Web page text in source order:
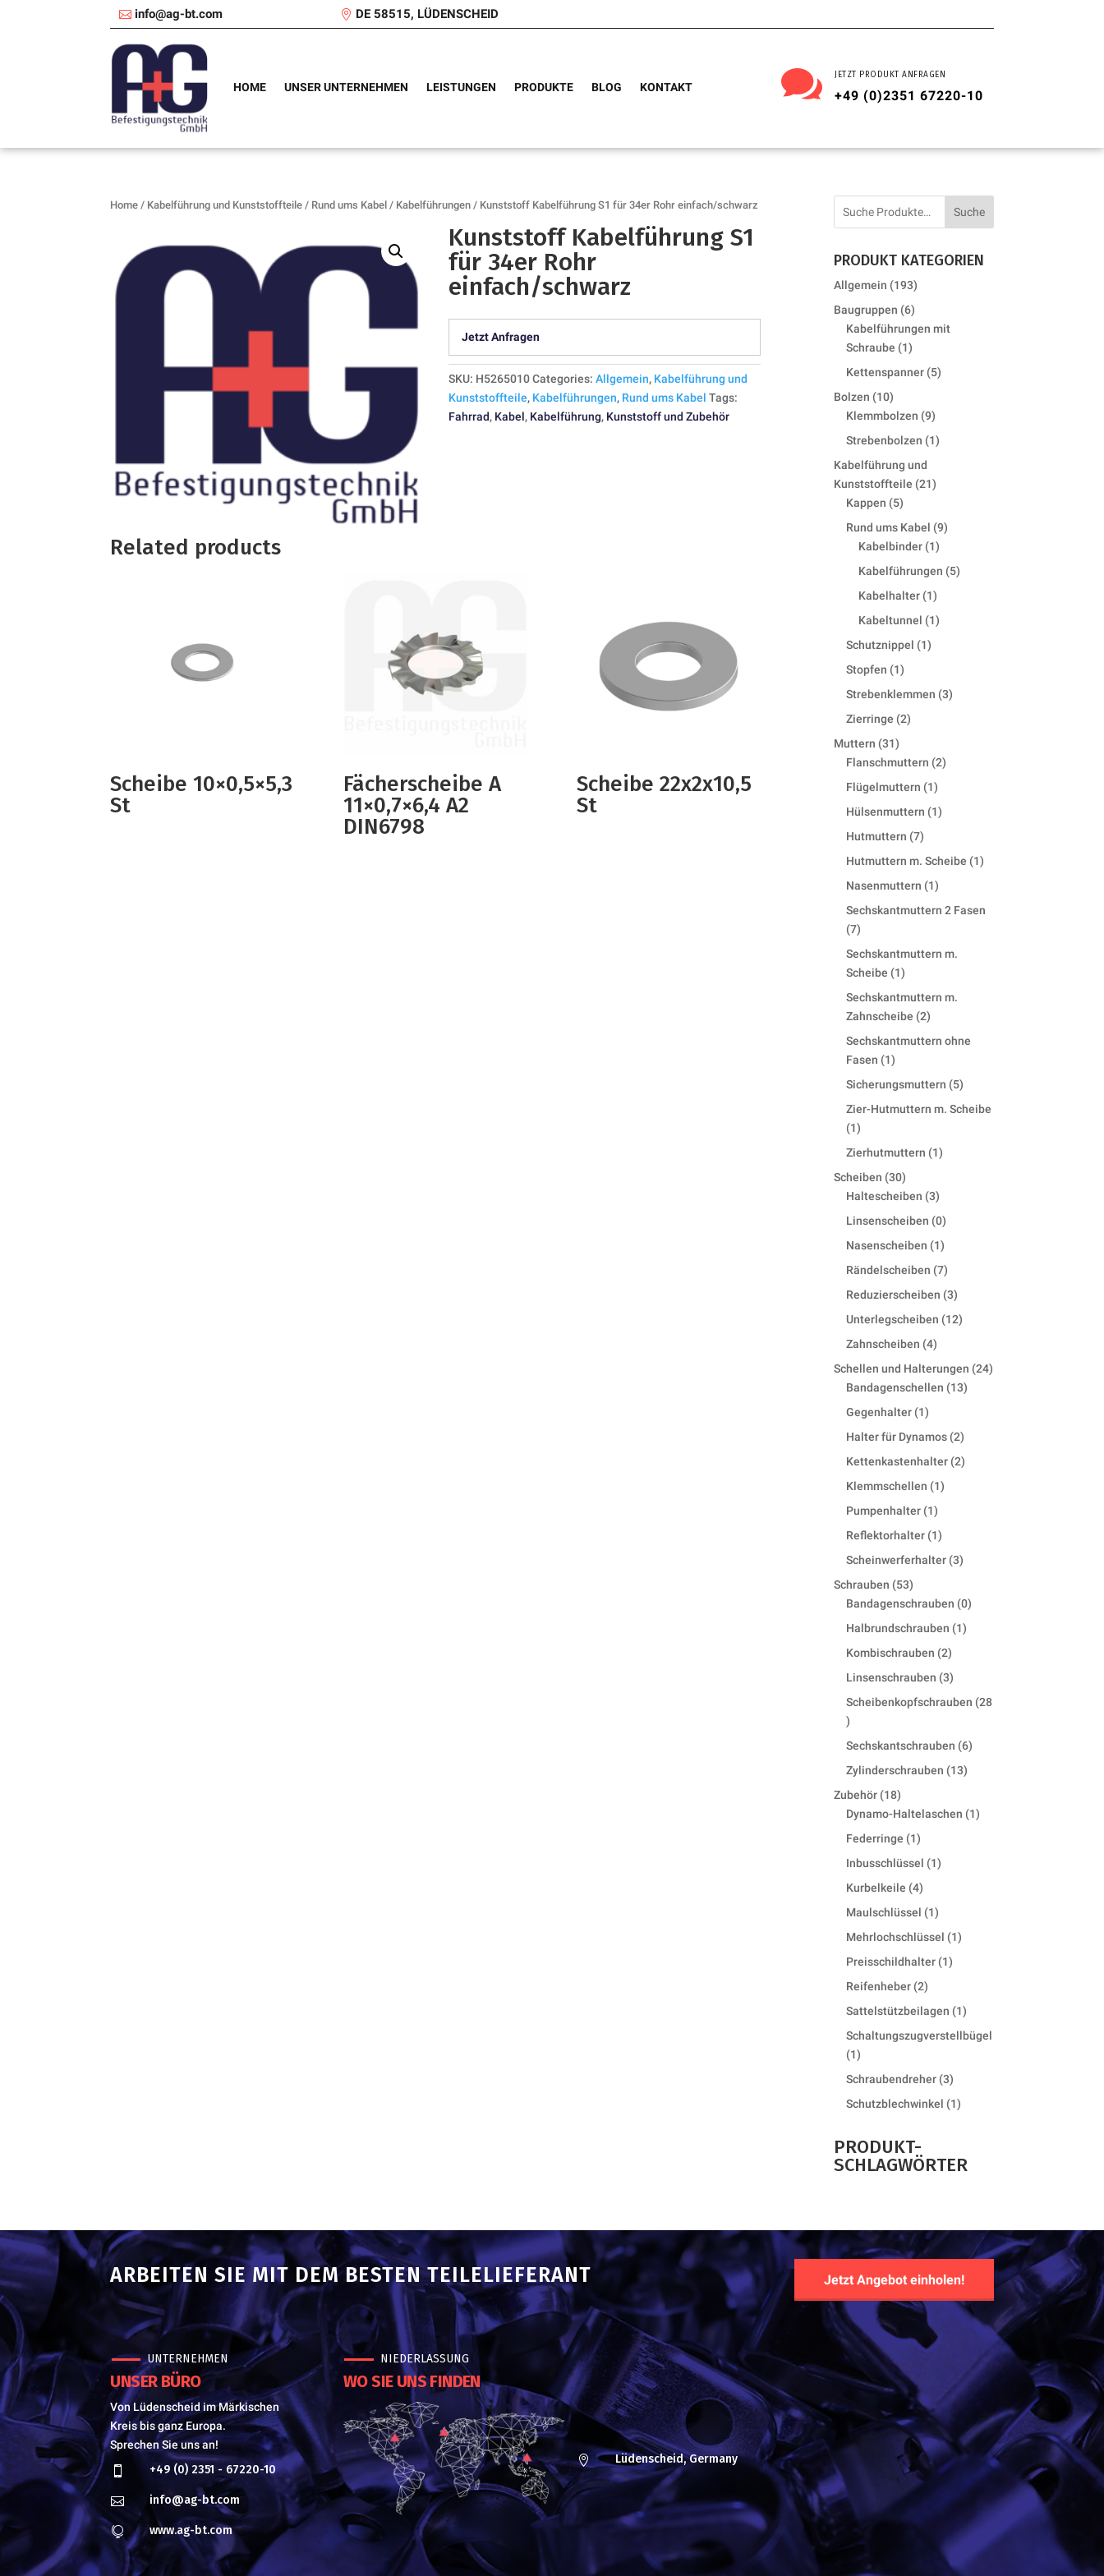
info@ag-bt.com DE 58515, LÜDENSCHEID
HOME UNSER UNTERNEHMEN LEISTUNGEN PRODUKTE BLOG KONTAKT  JETZT PRODUKT ANFRAGEN
+49 (0)2351 67220-10
Home / Kabelführung und Kunststoffteile / Rund ums Kabel / Kabelführungen / Kunststoff Kabelführung S1 für 34er Rohr einfach/schwarz
Kunststoff Kabelführung S1
für 34er Rohr
einfach/schwarz
Jetzt Anfragen
SKU: H5265010Categories:Allgemein, Kabelführung und
Kunststoffteile, Kabelführungen, Rund ums Kabel Tags:
Fahrrad, Kabel, Kabelführung, Kunststoff und Zubehör
Related products
Scheibe 10×0,5×5,3
St
Fächerscheibe A
11×0,7×6,4 A2
DIN6798
Scheibe 22x2x10,5
St
Suche
PRODUKT KATEGORIEN
Allgemein 193193
products
Baugruppen 66
products
Kabelführungen mit
Schraube
11
product
Kettenspanner 55
Bolzen 1010
products
Klemmbolzen 99
products
Strebenbolzen 11
Kabelführung und
Kunststoffteile 2121
Kappen 55
products
Rund ums Kabel 99
Kabelbinder 11
product
Kabelführungen 55
Kabelhalter 11
product
Kabeltunnel 11
Schutznippel 11
Stopfen 11
product
Strebenklemmen 33
Zierringe 22
Muttern 3131
products
Flanschmuttern 22
Flügelmuttern 11
product
Hülsenmuttern 11
Hutmuttern 77
products
Hutmuttern m. Scheibe 11
Nasenmuttern 11
product
Sechskantmuttern 2 Fasen
77
products
Sechskantmuttern m.
Scheibe
11
product
Sechskantmuttern m.
Zahnscheibe 22
products
Sechskantmuttern ohne
Fasen
11
product
Sicherungsmuttern 55
products
Zier-Hutmuttern m. Scheibe
11
product
Zierhutmuttern 11
Scheiben 3030
products
Haltescheiben 33
products
Linsenscheiben 00
products
Nasenscheiben 11
product
Rändelscheiben 77
products
Reduzierscheiben 33
products
Unterlegscheiben 1212
Zahnscheiben 44
products
Schellen und Halterungen 2424
Bandagenschellen 1313
Gegenhalter 11
product
Halter für Dynamos 22
products
Kettenkastenhalter 22
Klemmschellen 11
Pumpenhalter 11
product
Reflektorhalter 11
product
Scheinwerferhalter 33
Schrauben 5353
products
Bandagenschrauben 00
Halbrundschrauben 11
Kombischrauben 22
products
Linsenschrauben 33
products
Scheibenkopfschrauben 28
28
products
Sechskantschrauben 66
Zylinderschrauben 1313
Zubehör 1818
products
Dynamo-Haltelaschen 11
Federringe 11
product
Inbusschlüssel 11
Kurbelkeile 44
products
Maulschlüssel 11
product
Mehrlochschlüssel 11
Preisschildhalter 11
Reifenheber 22
products
Sattelstützbeilagen 11
product
Schaltungszugverstellbügel
11
product
Schraubendreher 33
products
Schutzblechwinkel 11
PRODUKT-
SCHLAGWÖRTER
ARBEITEN SIE MIT DEM BESTEN TEILELIEFERANT Jetzt Angebot einholen!
UNTERNEHMEN
UNSER BÜRO
Von Lüdenscheid im Märkischen
Kreis bis ganz Europa.
Sprechen Sie uns an!
 +49 (0) 2351 - 67220-10
 info@ag-bt.com
 www.ag-bt.com
NIEDERLASSUNG
WO SIE UNS FINDEN
 Lüdenscheid, Germany